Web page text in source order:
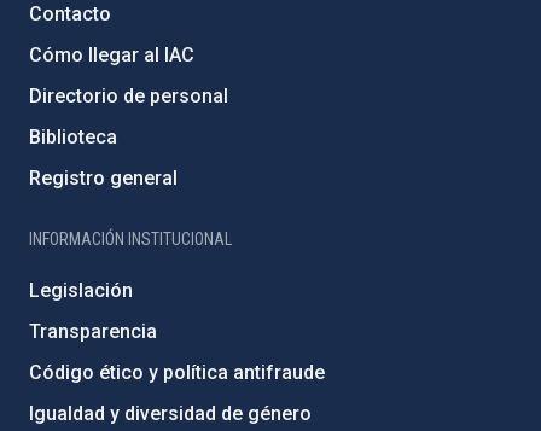
Contacto
Cómo llegar al IAC
Directorio de personal
Biblioteca
Registro general
INFORMACIÓN INSTITUCIONAL
Legislación
Transparencia
Código ético y política antifraude
Igualdad y diversidad de género